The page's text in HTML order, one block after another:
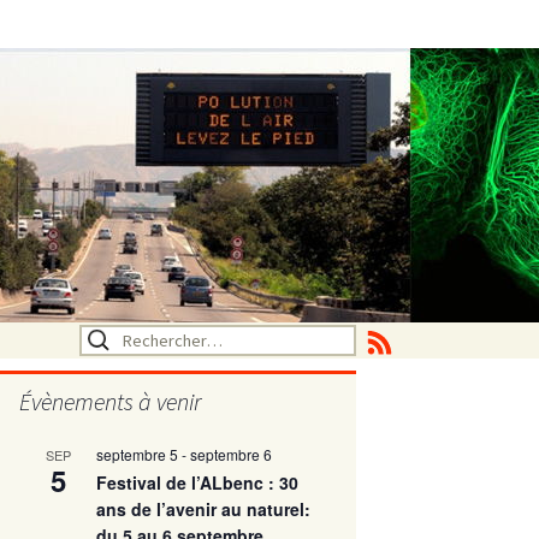
Rechercher :
Évènements à venir
SEP
5
septembre 5 -septembre 6
Festival de l’ALbenc : 30
ans de l’avenir au naturel: